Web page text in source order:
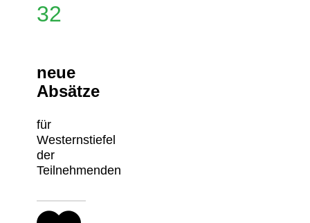
32
neue
Absätze
für
Westernstiefel
der
Teilnehmenden